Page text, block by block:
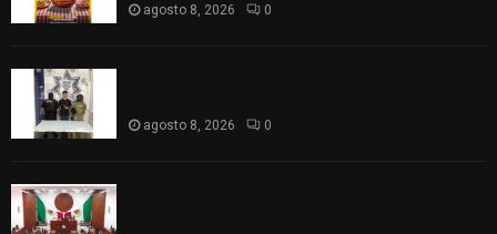
agosto 8, 2026 0
agosto 8, 2026 0